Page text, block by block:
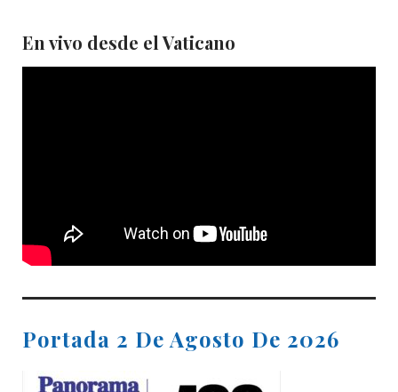
En vivo desde el Vaticano
Portada 2 De Agosto De 2026